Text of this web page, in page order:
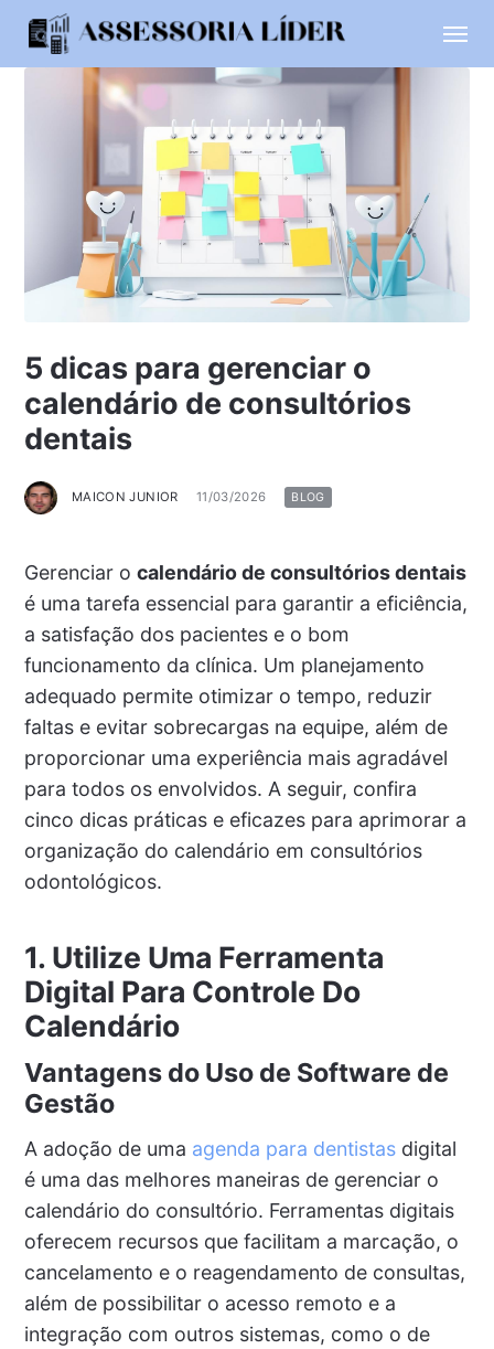
5 dicas para gerenciar o
calendário de consultórios
dentais
MAICON JUNIOR 11/03/2026 BLOG
Gerenciar o calendário de consultórios dentais
é uma tarefa essencial para garantir a eficiência,
a satisfação dos pacientes e o bom
funcionamento da clínica. Um planejamento
adequado permite otimizar o tempo, reduzir
faltas e evitar sobrecargas na equipe, além de
proporcionar uma experiência mais agradável
para todos os envolvidos. A seguir, confira
cinco dicas práticas e eficazes para aprimorar a
organização do calendário em consultórios
odontológicos.
1. Utilize Uma Ferramenta
Digital Para Controle Do
Calendário
Vantagens do Uso de Software de
Gestão
A adoção de uma agenda para dentistasdigital
é uma das melhores maneiras de gerenciar o
calendário do consultório. Ferramentas digitais
oferecem recursos que facilitam a marcação, o
cancelamento e o reagendamento de consultas,
além de possibilitar o acesso remoto e a
integração com outros sistemas, como o de